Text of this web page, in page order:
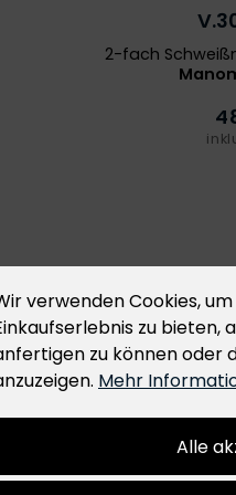
2-fach
988 (General Product
Wirtschaftsakteur
und lautet,
verwenden Cookies,
zu bieten,
zu können oder
Mehr
Alle